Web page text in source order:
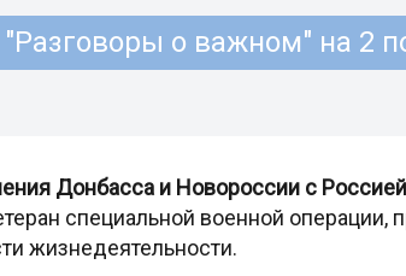
о важном" на 2
Донбасса и Новороссии с
специальной военной операции,
жизнедеятельности.